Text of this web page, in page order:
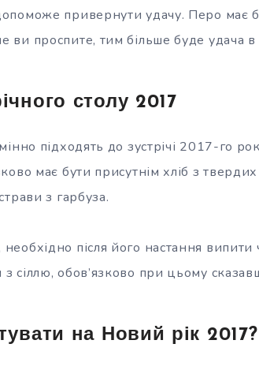
привернути удачу. Перо має
ви проспите, тим більше буде удача в
столу 2017
підходять до зустрічі 2017-го
має бути присутнім хліб з
з гарбуза.
після його настання випити
сіллю, обов’язково при цьому
на Новий рік 2017?